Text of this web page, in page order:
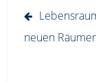
neuen